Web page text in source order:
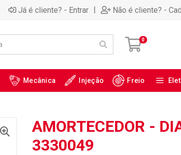
Já é cliente? - Entrar | Não é cliente? -
0
Mecânica Injeção Freio
AMORTECEDOR -
3330049